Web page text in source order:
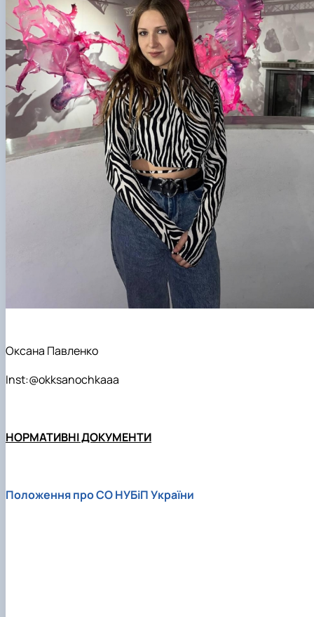
Оксана Павленко
Inst:@okksanochkaaa
НОРМАТИВНІ ДОКУМЕНТИ
Положення про СО НУБіП України